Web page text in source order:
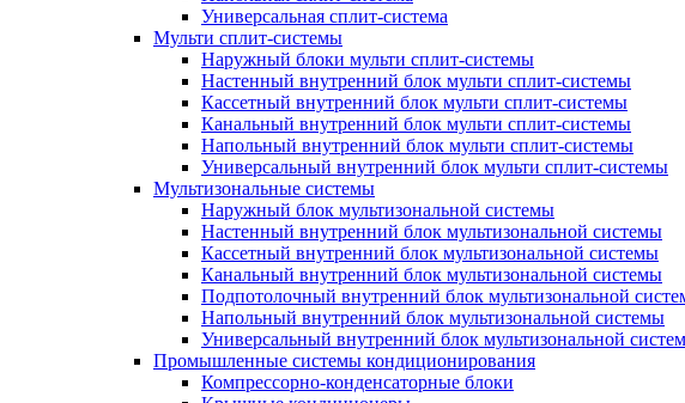
Универсальная сплит-система
Мульти сплит-системы
Наружный блоки мульти сплит-системы
Настенный внутренний блок мульти сплит-системы
Кассетный внутренний блок мульти сплит-системы
Канальный внутренний блок мульти сплит-системы
Напольный внутренний блок мульти сплит-системы
Универсальный внутренний блок мульти сплит-системы
Мультизональные системы
Наружный блок мультизональной системы
Настенный внутренний блок мультизональной системы
Кассетный внутренний блок мультизональной системы
Канальный внутренний блок мультизональной системы
Подпотолочный внутренний блок мультизональной
Напольный внутренний блок мультизональной системы
Универсальный внутренний блок мультизональной
Промышленные системы кондиционирования
Компрессорно-конденсаторные блоки